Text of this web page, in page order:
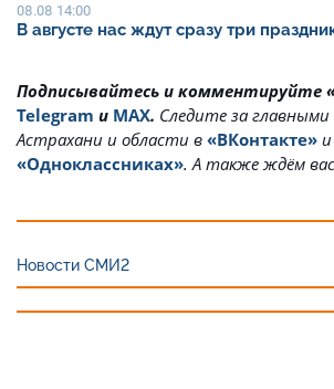
08.08 14:00
В августе нас ждут сразу три
Подписывайтесь и комментируйте
Telegram и MAX. Cледите за
Астрахани и области в «ВКонтакте» и
«Одноклассниках». А также ждём
Новости СМИ2